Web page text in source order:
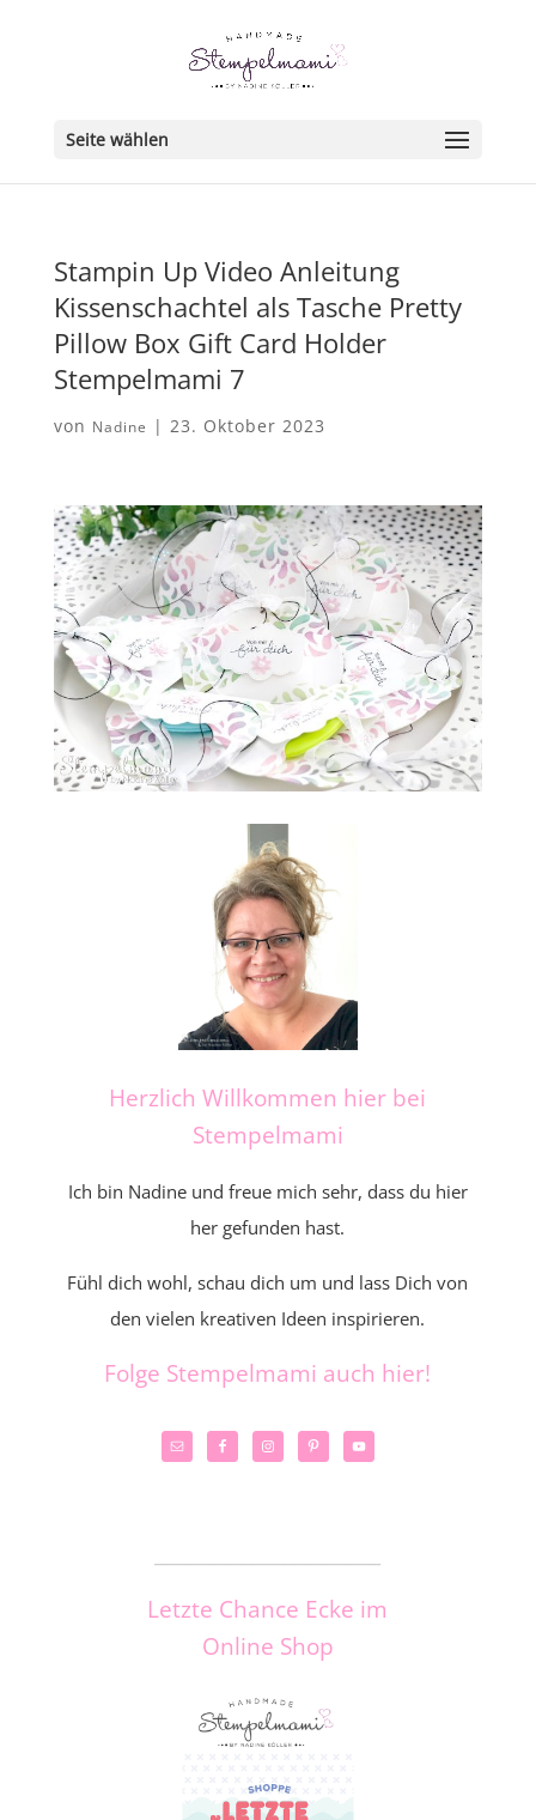
Seite wählen
Stampin Up Video Anleitung
Kissenschachtel als Tasche Pretty
Pillow Box Gift Card Holder
Stempelmami 7
von Nadine | 23. Oktober 2023
Herzlich Willkommen hier bei
Stempelmami
Ich bin Nadine und freue mich sehr, dass du hier
her gefunden hast.
Fühl dich wohl, schau dich um und lass Dich von
den vielen kreativen Ideen inspirieren.
Folge Stempelmami auch hier!
Letzte Chance Ecke im
Online Shop